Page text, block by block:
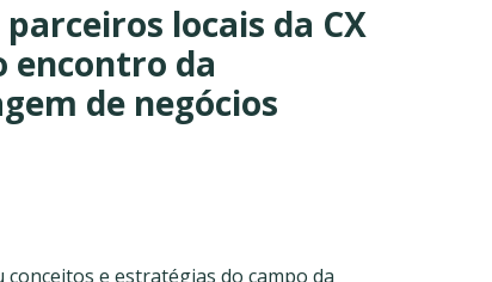
locais da CX
encontro da
de negócios
e estratégias do campo da